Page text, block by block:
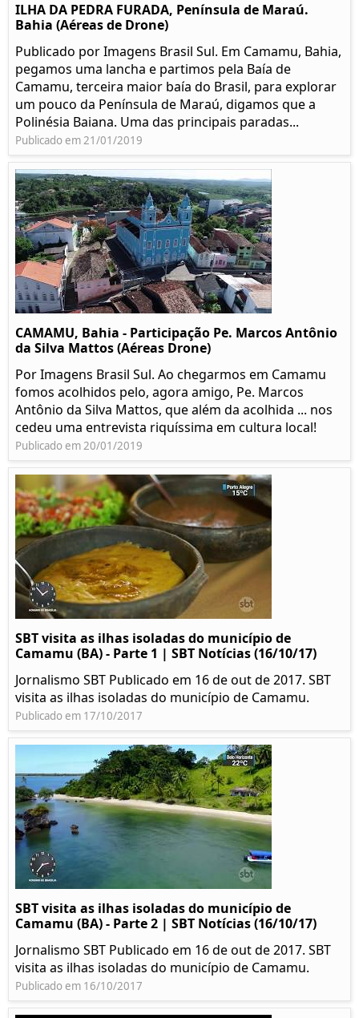
ILHA DA PEDRA FURADA, Península de Maraú.
Bahia (Aéreas de Drone)
Publicado por Imagens Brasil Sul. Em Camamu, Bahia,
pegamos uma lancha e partimos pela Baía de
Camamu, terceira maior baía do Brasil, para explorar
um pouco da Península de Maraú, digamos que a
Polinésia Baiana. Uma das principais paradas...
Publicado em 21/01/2019
CAMAMU, Bahia - Participação Pe. Marcos Antônio
da Silva Mattos (Aéreas Drone)
Por Imagens Brasil Sul. Ao chegarmos em Camamu
fomos acolhidos pelo, agora amigo, Pe. Marcos
Antônio da Silva Mattos, que além da acolhida ... nos
cedeu uma entrevista riquíssima em cultura local!
Publicado em 20/01/2019
SBT visita as ilhas isoladas do município de
Camamu (BA) - Parte 1 | SBT Notícias (16/10/17)
Jornalismo SBT Publicado em 16 de out de 2017. SBT
visita as ilhas isoladas do município de Camamu.
Publicado em 17/10/2017
SBT visita as ilhas isoladas do município de
Camamu (BA) - Parte 2 | SBT Notícias (16/10/17)
Jornalismo SBT Publicado em 16 de out de 2017. SBT
visita as ilhas isoladas do município de Camamu.
Publicado em 16/10/2017